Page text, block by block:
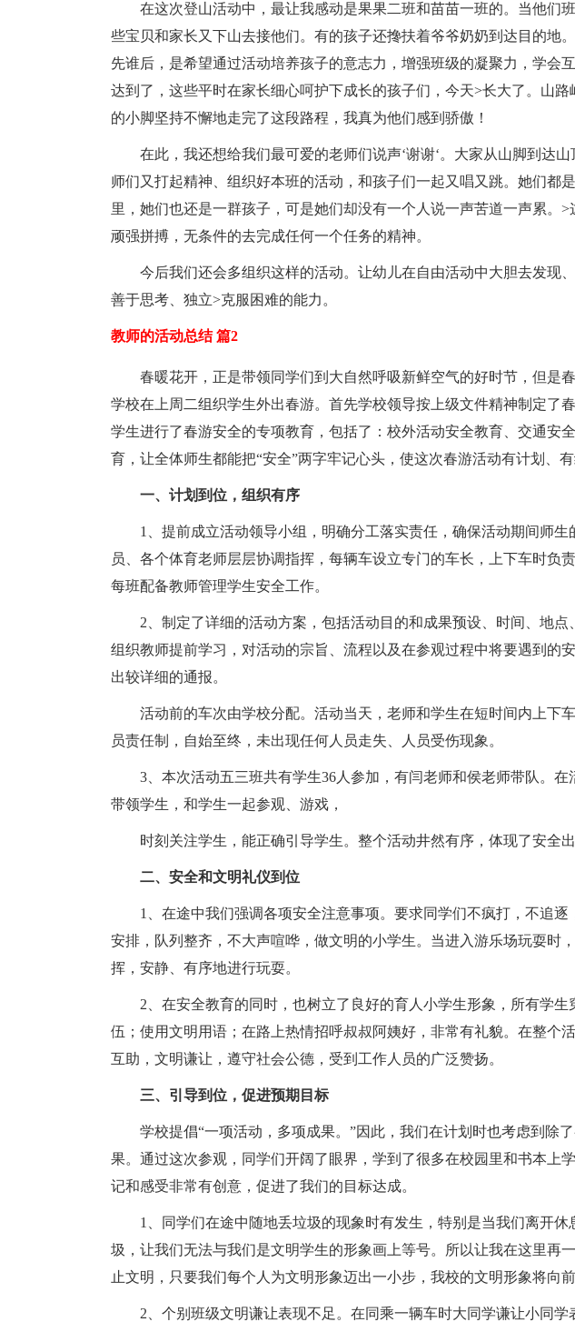
在这次登山活动中，最让我感动是果果二班和苗苗一班的。当他们
些宝贝和家长又下山去接他们。有的孩子还搀扶着爷爷奶奶到达目的地
先谁后，是希望通过活动培养孩子的意志力，增强班级的凝聚力，学会
达到了，这些平时在家长细心呵护下成长的孩子们，今天>长大了。山
的小脚坚持不懈地走完了这段路程，我真为他们感到骄傲！
在此，我还想给我们最可爱的老师们说声‘谢谢‘。大家从山脚到达
师们又打起精神、组织好本班的活动，和孩子们一起又唱又跳。她们都
里，她们也还是一群孩子，可是她们却没有一个人说一声苦道一声累。
顽强拼搏，无条件的去完成任何一个任务的精神。
今后我们还会多组织这样的活动。让幼儿在自由活动中大胆去发现
善于思考、独立>克服困难的能力。
教师的活动总结 篇2
春暖花开，正是带领同学们到大自然呼吸新鲜空气的好时节，但是
学校在上周二组织学生外出春游。首先学校领导按上级文件精神制定了
学生进行了春游安全的专项教育，包括了：校外活动安全教育、交通安
育，让全体师生都能把“安全”两字牢记心头，使这次春游活动有计划、
一、计划到位，组织有序
1、提前成立活动领导小组，明确分工落实责任，确保活动期间师
员、各个体育老师层层协调指挥，每辆车设立专门的车长，上下车时负
每班配备教师管理学生安全工作。
2、制定了详细的活动方案，包括活动目的和成果预设、时间、地
组织教师提前学习，对活动的宗旨、流程以及在参观过程中将要遇到的
出较详细的通报。
活动前的车次由学校分配。活动当天，老师和学生在短时间内上下
员责任制，自始至终，未出现任何人员走失、人员受伤现象。
3、本次活动五三班共有学生36人参加，有闫老师和侯老师带队。在
带领学生，和学生一起参观、游戏，
时刻关注学生，能正确引导学生。整个活动井然有序，体现了安全
二、安全和文明礼仪到位
1、在途中我们强调各项安全注意事项。要求同学们不疯打，不追
安排，队列整齐，不大声喧哗，做文明的小学生。当进入游乐场玩耍时
挥，安静、有序地进行玩耍。
2、在安全教育的同时，也树立了良好的育人小学生形象，所有学
伍；使用文明用语；在路上热情招呼叔叔阿姨好，非常有礼貌。在整个
互助，文明谦让，遵守社会公德，受到工作人员的广泛赞扬。
三、引导到位，促进预期目标
学校提倡“一项活动，多项成果。”因此，我们在计划时也考虑到除
果。通过这次参观，同学们开阔了眼界，学到了很多在校园里和书本上
记和感受非常有创意，促进了我们的目标达成。
1、同学们在途中随地丢垃圾的现象时有发生，特别是当我们离开
圾，让我们无法与我们是文明学生的形象画上等号。所以让我在这里再
止文明，只要我们每个人为文明形象迈出一小步，我校的文明形象将向前
2、个别班级文明谦让表现不足。在同乘一辆车时大同学谦让小同